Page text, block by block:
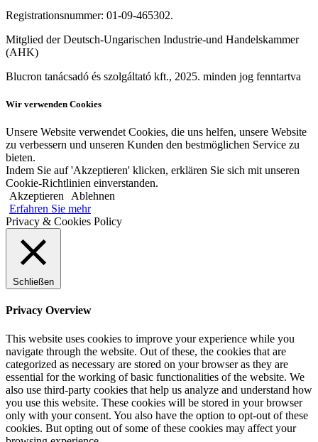
Registrationsnummer: 01-09-465302.
Mitglied der Deutsch-Ungarischen Industrie-und Handelskammer
(AHK)
Blucron tanácsadó és szolgáltató kft., 2025. minden jog fenntartva
Wir verwenden Cookies
Unsere Website verwendet Cookies, die uns helfen, unsere Website
zu verbessern und unseren Kunden den bestmöglichen Service zu
bieten.
Indem Sie auf 'Akzeptieren' klicken, erklären Sie sich mit unseren
Cookie-Richtlinien einverstanden.
Akzeptieren
Ablehnen
Erfahren Sie mehr
Privacy & Cookies Policy
Schließen
Privacy Overview
This website uses cookies to improve your experience while you
navigate through the website. Out of these, the cookies that are
categorized as necessary are stored on your browser as they are
essential for the working of basic functionalities of the website. We
also use third-party cookies that help us analyze and understand how
you use this website. These cookies will be stored in your browser
only with your consent. You also have the option to opt-out of these
cookies. But opting out of some of these cookies may affect your